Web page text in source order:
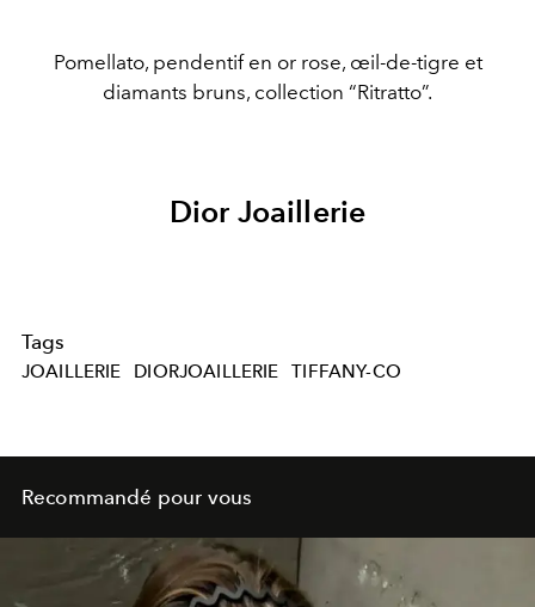
Pomellato, pendentif en or rose, œil-de-tigre et
diamants bruns, collection “Ritratto”.
Dior Joaillerie
Tags
JOAILLERIE DIORJOAILLERIE TIFFANY-CO
Recommandé pour vous